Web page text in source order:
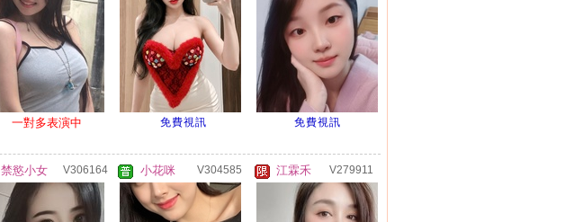
一對多表演中 免費視訊 免費視訊
禁慾小女 V306164 小花咪 V304585 江霖禾 V279911